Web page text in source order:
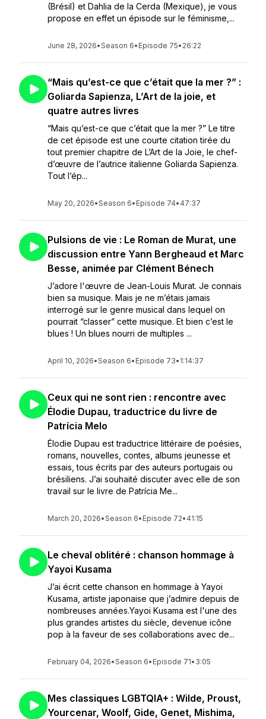
(Brésil) et Dahlia de la Cerda (Mexique), je vous
propose en effet un épisode sur le féminisme,...
June 28, 2026•Season 6• Episode 75• 26:22
“Mais qu’est-ce que c’était que la mer ?” :
Goliarda Sapienza, L’Art de la joie, et
quatre autres livres
“Mais qu’est-ce que c’était que la mer ?” Le titre
de cet épisode est une courte citation tirée du
tout premier chapitre de L’Art de la Joie, le chef-
d’œuvre de l’autrice italienne Goliarda Sapienza.
Tout l’ép...
May 20, 2026•Season 6• Episode 74• 47:37
Pulsions de vie : Le Roman de Murat, une
discussion entre Yann Bergheaud et Marc
Besse, animée par Clément Bénech
J’adore l'œuvre de Jean-Louis Murat. Je connais
bien sa musique. Mais je ne m’étais jamais
interrogé sur le genre musical dans lequel on
pourrait “classer” cette musique. Et bien c’est le
blues ! Un blues nourri de multiples ...
April 10, 2026•Season 6• Episode 73• 1:14:37
Ceux qui ne sont rien : rencontre avec
Élodie Dupau, traductrice du livre de
Patrícia Melo
Élodie Dupau est traductrice littéraire de poésies,
romans, nouvelles, contes, albums jeunesse et
essais, tous écrits par des auteurs portugais ou
brésiliens. J’ai souhaité discuter avec elle de son
travail sur le livre de Patrícia Me...
March 20, 2026•Season 6• Episode 72• 41:15
Le cheval oblitéré : chanson hommage à
Yayoi Kusama
J’ai écrit cette chanson en hommage à Yayoi
Kusama, artiste japonaise que j’admire depuis de
nombreuses années.Yayoi Kusama est l'une des
plus grandes artistes du siècle, devenue icône
pop à la faveur de ses collaborations avec de...
February 04, 2026•Season 6• Episode 71• 3:05
Mes classiques LGBTQIA+ : Wilde, Proust,
Yourcenar, Woolf, Gide, Genet, Mishima,